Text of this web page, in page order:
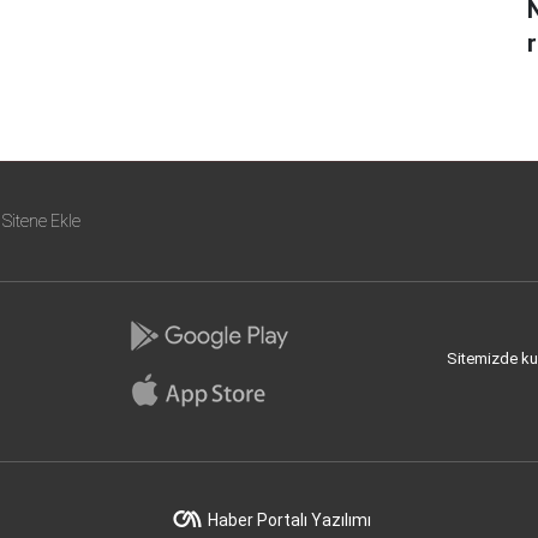
Sitene Ekle
Sitemizde
Haber Portalı Yazılımı